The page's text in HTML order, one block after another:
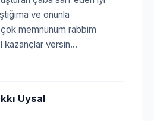
ve onunla
memnunum rabbim
kazançlar versin...
Uysal